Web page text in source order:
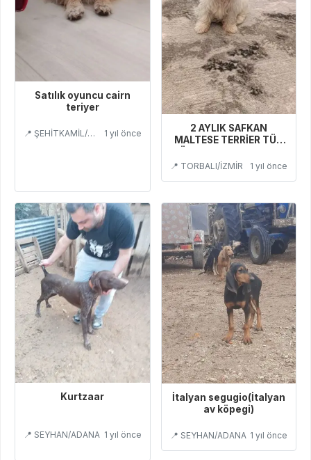
Satılık oyuncu cairn
teriyer
📍 ŞEHİTKAMİL/GAZİANTEP 1 yıl önce
2 AYLIK SAFKAN
MALTESE TERRİER TÜY
📍 TORBALI/İZMİR 1 yıl önce
Kurtzaar
📍 SEYHAN/ADANA 1 yıl önce
İtalyan segugio(İtalyan
av köpegi)
📍 SEYHAN/ADANA 1 yıl önce